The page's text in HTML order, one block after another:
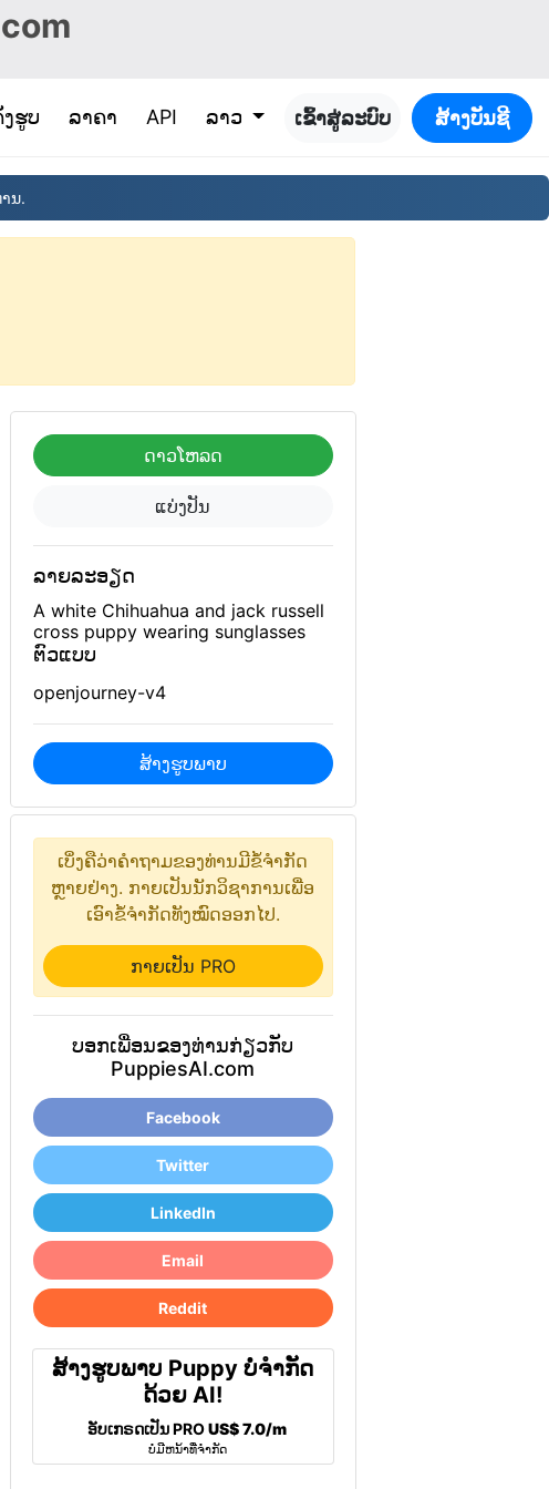
ງຮູບ ລາຄາ API ລາວ ເຂົ້າ​ສູ່​ລະ​ບົບ ສ້າງ​ບັນ​ຊີ
ນ.
ດາວໂຫລດ
ແບ່ງປັນ
ລາຍລະອຽດ
A white Chihuahua and jack russell
cross puppy wearing sunglasses
ຕົວແບບ
openjourney-v4
ສ້າງຮູບພາບ
ເບິ່ງຄືວ່າ​ຄຳຖາມ​ຂອງທ່ານ​ມີ​ຂໍ້​ຈຳກັດ​
ຫຼາຍ​ຢ່າງ. ກາຍເປັນ​ນັກ​ວິຊາການ​ເພື່ອ​
ເອົາ​ຂໍ້ຈຳກັດ​ທັງ​ໝົດ​ອອກ​ໄປ.
ກາຍເປັນ PRO
ບອກເພື່ອນຂອງທ່ານກ່ຽວກັບ
PuppiesAI.com
Facebook
Twitter
LinkedIn
Email
Reddit
ສ້າງຮູບພາບ Puppy ບໍ່ຈໍາກັດ
ດ້ວຍ AI!
ອັບເກຣດເປັນ PROUS$ 7.0/m
ບໍ່ມີຫນ້າທີ່ຈໍາກັດ